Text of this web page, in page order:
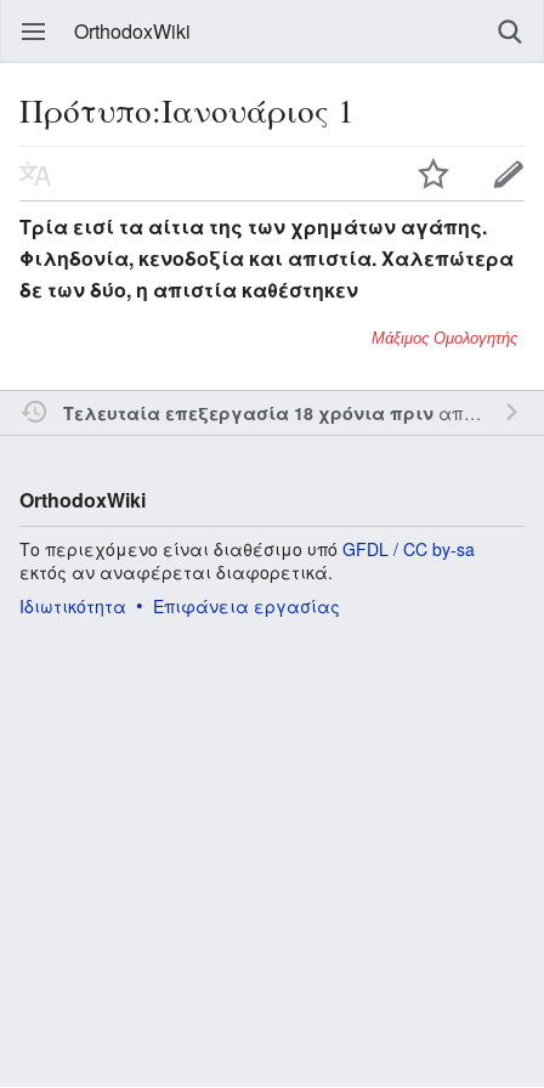
OrthodoxWiki
Πρότυπο:Ιανουάριος 1
Τρία εισί τα αίτια της των χρημάτων αγάπης.
Φιληδονία, κενοδοξία και απιστία. Χαλεπώτερα
δε των δύο, η απιστία καθέστηκεν
Μάξιμος Ομολογητής
Τελευταία επεξεργασία 18 χρόνια πριναπό τον την
OrthodoxWiki
Το περιεχόμενο είναι διαθέσιμο υπό GFDL / CC by-sa
εκτός αν αναφέρεται διαφορετικά.
Ιδιωτικότητα
Επιφάνεια εργασίας